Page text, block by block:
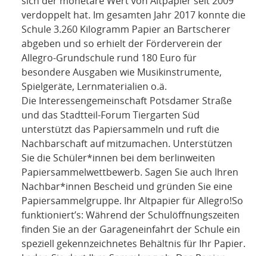
verdoppelt hat. Im gesamten Jahr 2017 konnte die
Schule 3.260 Kilogramm Papier an Bartscherer
abgeben und so erhielt der Förderverein der
Allegro-Grundschule rund 180 Euro für
besondere Ausgaben wie Musikinstrumente,
Spielgeräte, Lernmaterialien o.ä.
Die Interessengemeinschaft Potsdamer Straße
und das Stadtteil-Forum Tiergarten Süd
unterstützt das Papiersammeln und ruft die
Nachbarschaft auf mitzumachen. Unterstützen
Sie die Schüler*innen bei dem berlinweiten
Papiersammelwettbewerb. Sagen Sie auch Ihren
Nachbar*innen Bescheid und gründen Sie eine
Papiersammelgruppe. Ihr Altpapier für Allegro!So
funktioniert’s: Während der Schulöffnungszeiten
finden Sie an der Garageneinfahrt der Schule ein
speziell gekennzeichnetes Behältnis für Ihr Papier.